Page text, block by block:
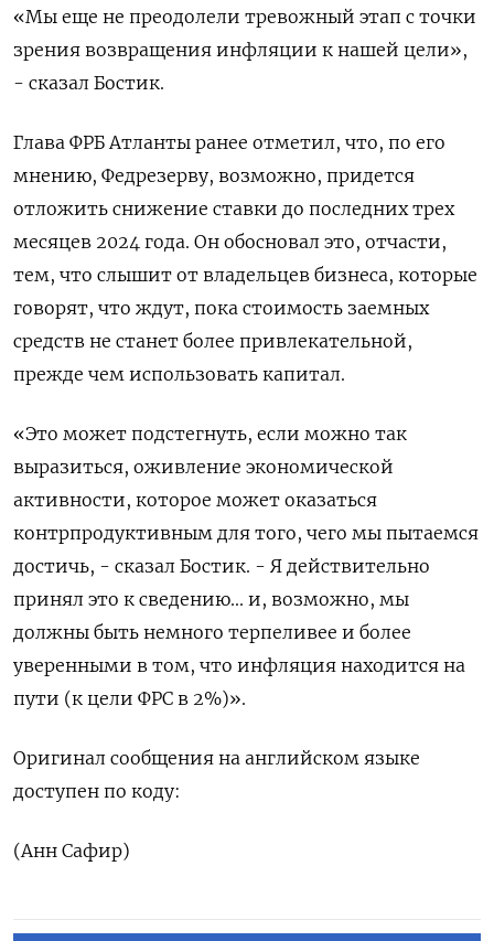
«Мы еще не преодолели тревожный этап с точки
зрения возвращения инфляции к нашей цели»,
- сказал Бостик.
Глава ФРБ Атланты ранее отметил, что, по его
мнению, Федрезерву, возможно, придется
отложить снижение ставки до последних трех
месяцев 2024 года. Он обосновал это, отчасти,
тем, что слышит от владельцев бизнеса, которые
говорят, что ждут, пока стоимость заемных
средств не станет более привлекательной,
прежде чем использовать капитал.
«Это может подстегнуть, если можно так
выразиться, оживление экономической
активности, которое может оказаться
контрпродуктивным для того, чего мы пытаемся
достичь, - сказал Бостик. - Я действительно
принял это к сведению... и, возможно, мы
должны быть немного терпеливее и более
уверенными в том, что инфляция находится на
пути (к цели ФРС в 2%)».
Оригинал сообщения на английском языке
доступен по коду:
(Анн Сафир)